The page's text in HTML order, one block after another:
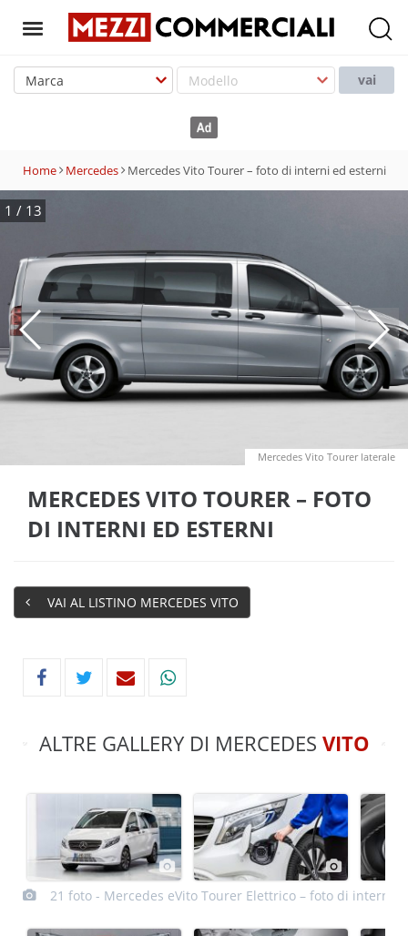
T
g
n
a
i
a
t
i
o
n
vai
Home Mercedes Mercedes Vito Tourer – foto di interni ed esterni
Mercedes Vito Tourer laterale
1 / 13
MERCEDES VITO TOURER – FOTO
DI INTERNI ED ESTERNI
VAI AL LISTINO MERCEDES VITO
ALTRE GALLERY DI MERCEDES VITO
21 foto - Mercedes eVito Tourer Elettrico – foto di interni